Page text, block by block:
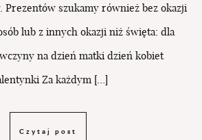
szukamy również bez okazji
lub z innych okazji niż święta: dla
na dzień matki dzień kobiet
Za każdym […]
Czytaj post